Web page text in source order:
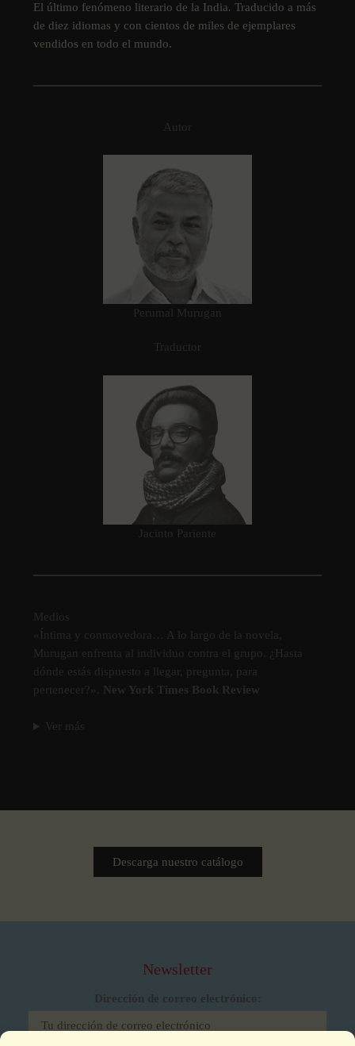
El último fenómeno literario de la India. Traducido a más
de diez idiomas y con cientos de miles de ejemplares
vendidos en todo el mundo.
Autor
Perumal Murugan
Traductor
Jacinto Pariente
Medios
«Íntima y conmovedora… A lo largo de la novela,
Murugan enfrenta al individuo contra el grupo. ¿Hasta
dónde estás dispuesto a llegar, pregunta, para
pertenecer?».
New York Times Book Review
Ver más
Descarga nuestro catálogo
Newsletter
Dirección de correo electrónico: